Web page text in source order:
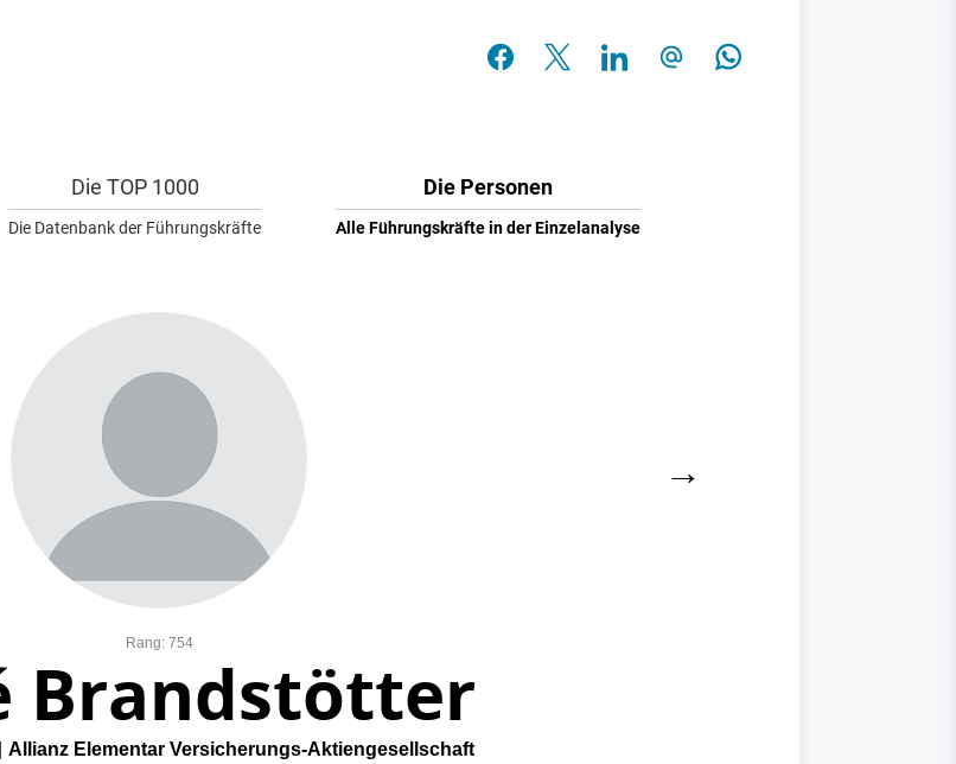
Die TOP 1000
Die Datenbank der Führungskräfte
Die Personen
Alle Führungskräfte in der Einzelanalyse
→
Rang: 754
Brandstötter
Allianz Elementar Versicherungs-Aktiengesellschaft